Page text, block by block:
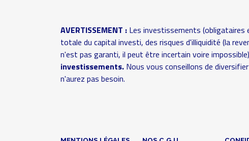
AVERTISSEMENT :Les investissements (obligataires
totale du capital investi, des risques d'illiquidité (la
n'est pas garanti, il peut être incertain voire
investissements.Nous vous conseillons de
n'aurez pas besoin.